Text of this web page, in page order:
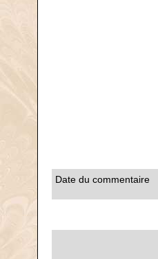
Date du commentaire